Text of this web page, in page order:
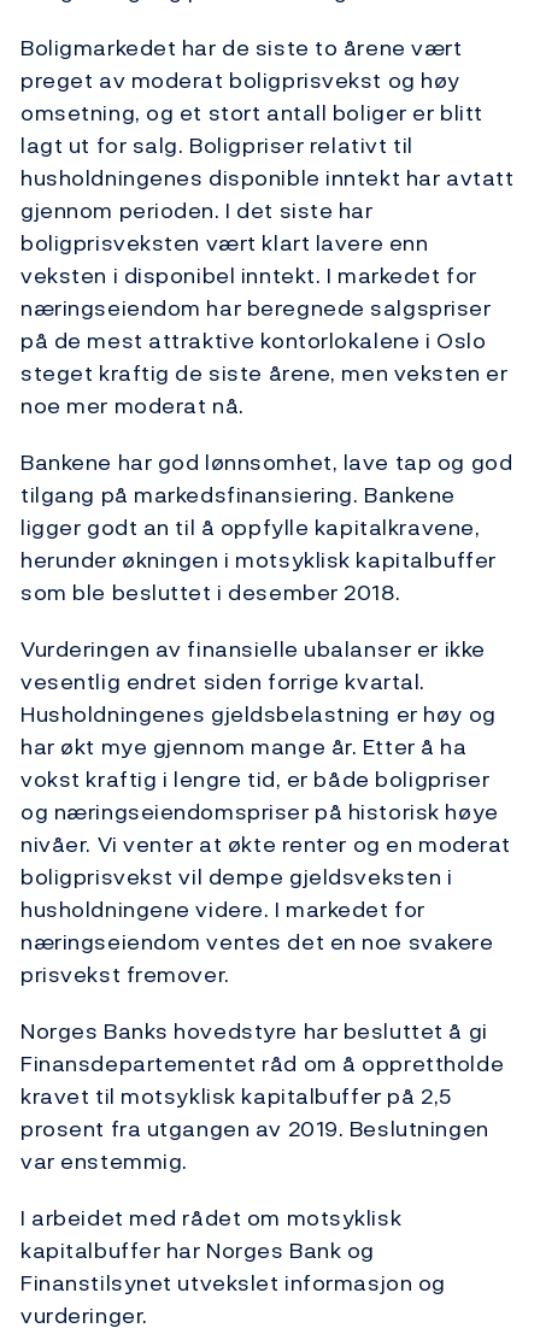
Boligmarkedet har de siste to årene vært
preget av moderat boligprisvekst og høy
omsetning, og et stort antall boliger er blitt
lagt ut for salg. Boligpriser relativt til
husholdningenes disponible inntekt har avtatt
gjennom perioden. I det siste har
boligprisveksten vært klart lavere enn
veksten i disponibel inntekt. I markedet for
næringseiendom har beregnede salgspriser
på de mest attraktive kontorlokalene i Oslo
steget kraftig de siste årene, men veksten er
noe mer moderat nå.
Bankene har god lønnsomhet, lave tap og god
tilgang på markedsfinansiering. Bankene
ligger godt an til å oppfylle kapitalkravene,
herunder økningen i motsyklisk kapitalbuffer
som ble besluttet i desember 2018.
Vurderingen av finansielle ubalanser er ikke
vesentlig endret siden forrige kvartal.
Husholdningenes gjeldsbelastning er høy og
har økt mye gjennom mange år. Etter å ha
vokst kraftig i lengre tid, er både boligpriser
og næringseiendomspriser på historisk høye
nivåer. Vi venter at økte renter og en moderat
boligprisvekst vil dempe gjeldsveksten i
husholdningene videre. I markedet for
næringseiendom ventes det en noe svakere
prisvekst fremover.
Norges Banks hovedstyre har besluttet å gi
Finansdepartementet råd om å opprettholde
kravet til motsyklisk kapitalbuffer på 2,5
prosent fra utgangen av 2019. Beslutningen
var enstemmig.
I arbeidet med rådet om motsyklisk
kapitalbuffer har Norges Bank og
Finanstilsynet utvekslet informasjon og
vurderinger.